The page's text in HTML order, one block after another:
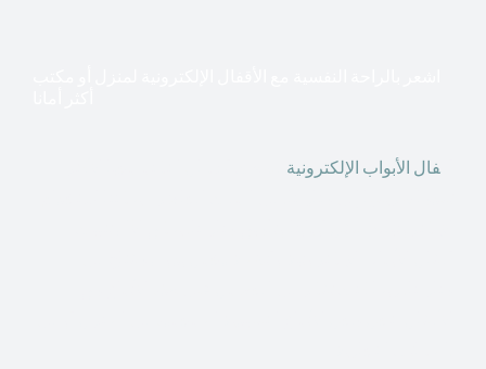
فال الأبواب الإلكترونية